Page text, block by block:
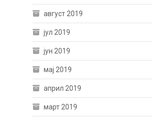
август 2019
јул 2019
јун 2019
мај 2019
април 2019
март 2019